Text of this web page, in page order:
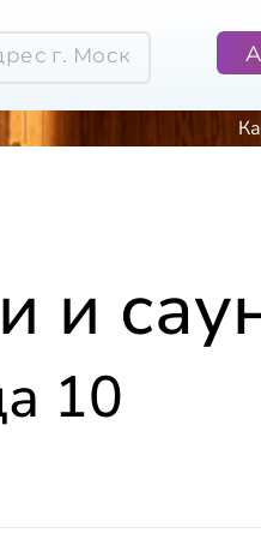
и
10